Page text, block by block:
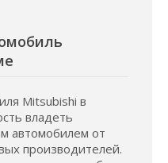
Mitsubishi в
владеть
автомобилем от
производителей.